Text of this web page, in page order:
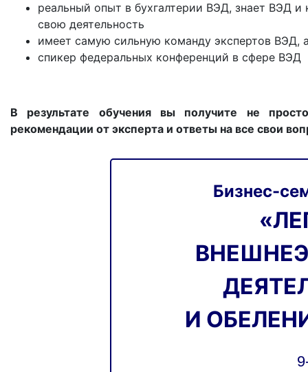
реальный опыт в бухгалтерии ВЭД, знает ВЭД и
свою деятельность
имеет самую сильную команду экспертов ВЭД,
спикер федеральных конференций в сфере ВЭД
В результате обучения вы получите не
рекомендации от эксперта и ответы на все свои
Бизнес-
И